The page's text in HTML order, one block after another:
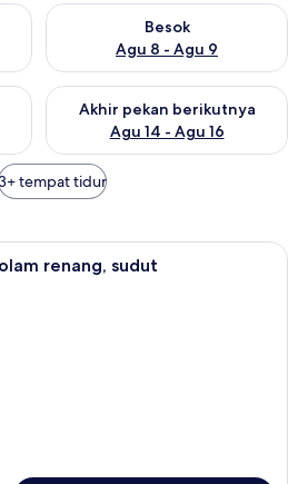
ini Agu 7 - Agu 8
Besok
Agu 8 - Agu 9
Periksa ketersediaan untuk
pekan ini Agu 7 - Agu 9
Akhir pekan berikutnya
Agu 14 - Agu 16
Periksa ketersediaan untuk
tempat tidur
Vila Panorama, akses ke kolam
renang, sudut